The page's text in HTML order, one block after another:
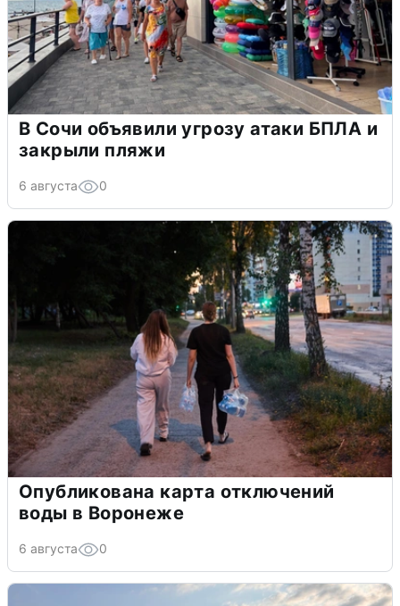
В Сочи объявили угрозу атаки БПЛА и
закрыли пляжи
6 августа 0
Опубликована карта отключений
воды в Воронеже
6 августа 0